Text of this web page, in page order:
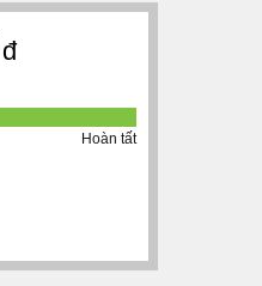
đ
Hoàn tất